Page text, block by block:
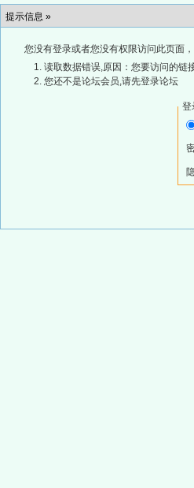
提示信息 »
您没有登录或者您没有权限访问此页面
读取数据错误,原因：您要访问的链
您还不是论坛会员,请先登录论坛
登